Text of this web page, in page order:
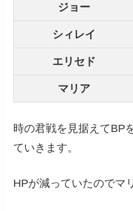
ジョー
シィレイ
エリセド
マリア
時の君戦を見据えてBP
ていきます。
HPが減っていたのでマ